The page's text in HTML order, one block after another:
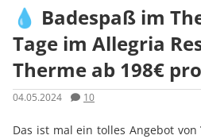
💧 Badespaß im
Tage im Allegria
Therme ab 198€
04.05.2024 10
Das ist mal ein tolles Angebot von